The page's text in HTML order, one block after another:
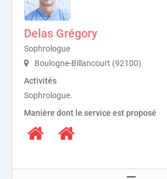
Delas Grégory
Sophrologue
Boulogne-Billancourt (92100)
Activités
Sophrologue.
Manière dont le service est proposé